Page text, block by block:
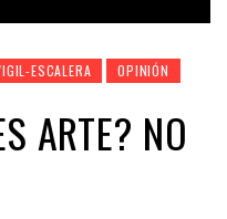
ESCALERA OPINIÓN
ARTE? NO